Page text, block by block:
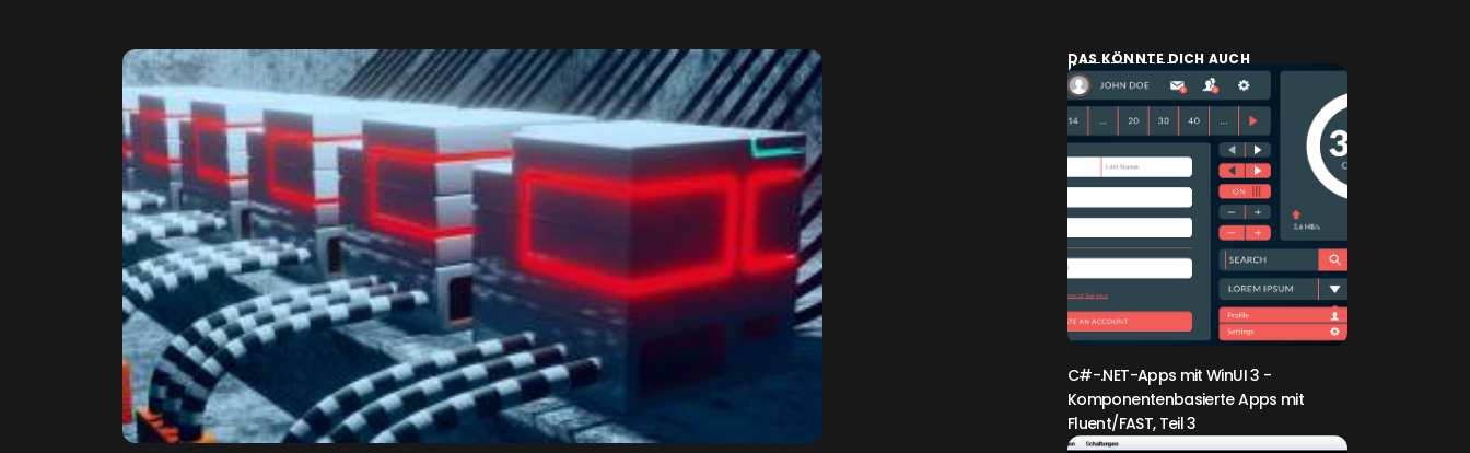
DAS KÖNNTE DICH AUCH
INTERESSIEREN:
C#-.NET-Apps mit WinUI 3 -
Komponentenbasierte Apps mit
Fluent/FAST, Teil 3